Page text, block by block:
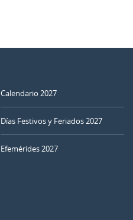
Calendario 2027
Días Festivos y Feriados 2027
Efemérides 2027